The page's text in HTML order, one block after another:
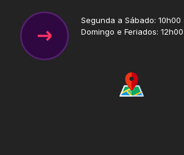
Segunda a Sábado: 10h00
Domingo e Feriados: